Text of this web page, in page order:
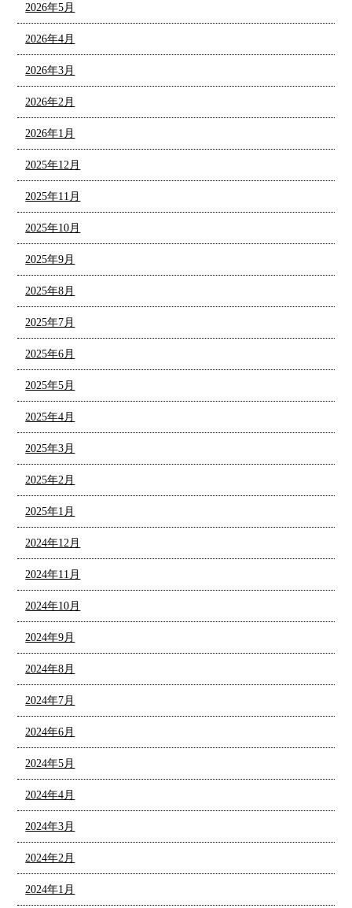
2026年5月
2026年4月
2026年3月
2026年2月
2026年1月
2025年12月
2025年11月
2025年10月
2025年9月
2025年8月
2025年7月
2025年6月
2025年5月
2025年4月
2025年3月
2025年2月
2025年1月
2024年12月
2024年11月
2024年10月
2024年9月
2024年8月
2024年7月
2024年6月
2024年5月
2024年4月
2024年3月
2024年2月
2024年1月